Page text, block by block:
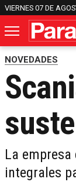
VIERNES 07 DE
NOVEDADES
La
integrales